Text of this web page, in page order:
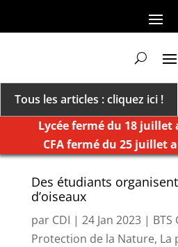
Tous les articles : cliquez ici !
un millésime des extrêmes »
Lycée fermé du 18 juillet
CFA fermé du 25 juillet
Des étudiants
d’oiseaux
par CDI | 24 Jan 2023|
Protection de la Nature, La